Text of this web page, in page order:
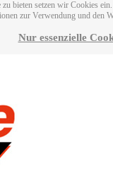
bieten setzen wir Cookies
zur Verwendung und den
Nur essenzielle